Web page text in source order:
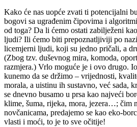
Kako će nas uopće zvati ti potencijalni
bogovi sa ugrađenim čipovima i
od toga? Da li ćemo ostati zabilježeni
ljudi? Ili ćemo biti prepoznatljiviji po
licemjerni ljudi, koji su jedno pričali, a
(Zbog tzv. duševnog mira, komoda,
razmjera.) Vrlo moguće je i ovo drugo.
kunemo da se držimo – vrijednosti,
morala, a uistinu ih sustavno, već sada,
se dnevno busamo u prsa kao najveći
klime, šuma, rijeka, mora, jezera…; čim
novčanicama, predajemo se kao eko-
vlasti i moći, to je to sve očitije!